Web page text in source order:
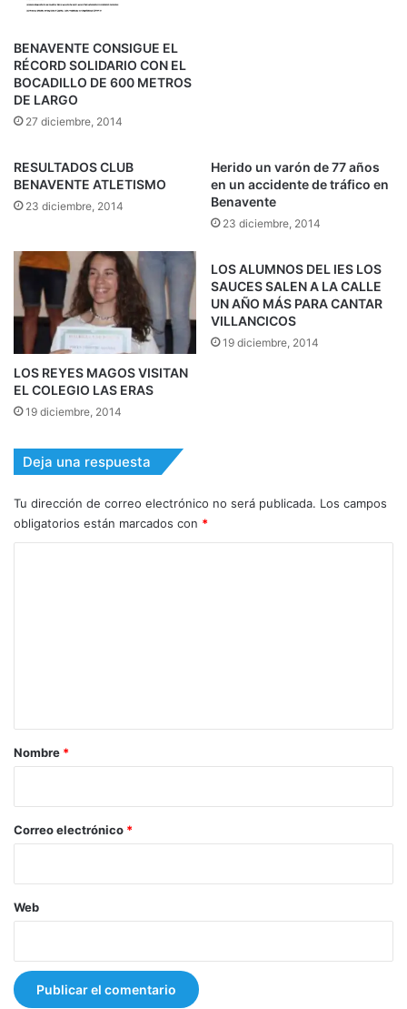
BENAVENTE CONSIGUE EL
RÉCORD SOLIDARIO CON EL
BOCADILLO DE 600 METROS
DE LARGO
27 diciembre, 2014
RESULTADOS CLUB
BENAVENTE ATLETISMO
23 diciembre, 2014
Herido un varón de 77 años
en un accidente de tráfico en
Benavente
23 diciembre, 2014
LOS REYES MAGOS VISITAN
EL COLEGIO LAS ERAS
19 diciembre, 2014
LOS ALUMNOS DEL IES LOS
SAUCES SALEN A LA CALLE
UN AÑO MÁS PARA CANTAR
VILLANCICOS
19 diciembre, 2014
Deja una respuesta
Tu dirección de correo electrónico no será publicada. Los campos
obligatorios están marcados con *
r
*
Nombre *
Correo electrónico *
Web